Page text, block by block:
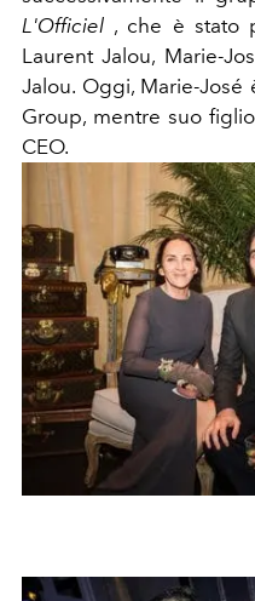
L'Officiel , che è stato
Laurent Jalou, Marie-
Jalou. Oggi, Marie-
Group, mentre suo
CEO.